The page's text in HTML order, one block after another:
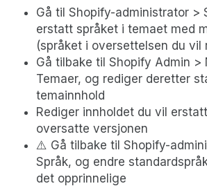
Gå til Shopify-administrator >
erstatt språket i temaet med
(språket i oversettelsen du vil
Gå tilbake til Shopify Admin >
Temaer, og rediger deretter
temainnhold
Rediger innholdet du vil
oversatte versjonen
⚠️ Gå tilbake til Shopify-
Språk, og endre
det opprinnelige